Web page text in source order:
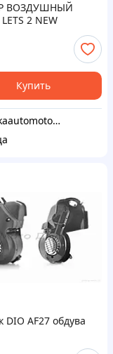
ВОЗДУШНЫЙ
2 NEW
Купить
Razborkaautomoto.ua
DIO AF27 обдува